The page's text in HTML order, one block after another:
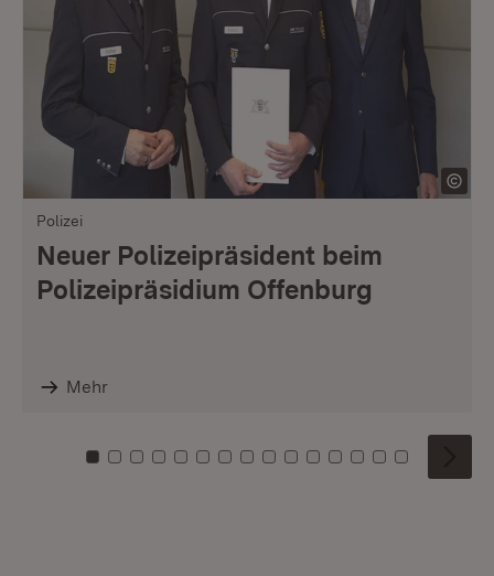
Polizei
Neuer Polizeipräsident beim
Polizeipräsidium Offenburg
Mehr
Zu Kachel: 0
Zu Kachel: 1
Zu Kachel: 2
Zu Kachel: 3
Zu Kachel: 4
Zu Kachel: 5
Zu Kachel: 6
Zu Kachel: 7
Zu Kachel: 8
Zu Kachel: 9
Zu Kachel: 10
Zu Kachel: 11
Zu Kachel: 12
Zu Kachel:
Zu